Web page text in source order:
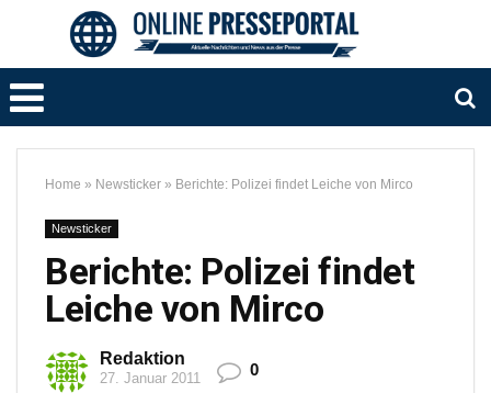
Home » Newsticker » Berichte: Polizei findet Leiche von Mirco
Newsticker
Berichte: Polizei findet
Leiche von Mirco
Redaktion
27. Januar 2011 0